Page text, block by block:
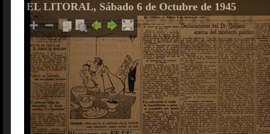
EL LITORAL, Sábado 6 de Octubre de 1945